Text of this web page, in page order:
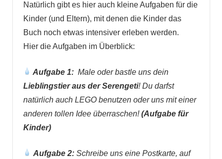
Natürlich gibt es hier auch kleine Aufgaben für die
Kinder (und Eltern), mit denen die Kinder das
Buch noch etwas intensiver erleben werden.
Hier die Aufgaben im Überblick:
Aufgabe 1:Male oder bastle uns dein
Lieblingstier aus der Serengeti! Du darfst
natürlich auch LEGO benutzen oder uns mit einer
anderen tollen Idee überraschen! (Aufgabe für
Kinder)
Aufgabe 2: Schreibe uns eine Postkarte, auf